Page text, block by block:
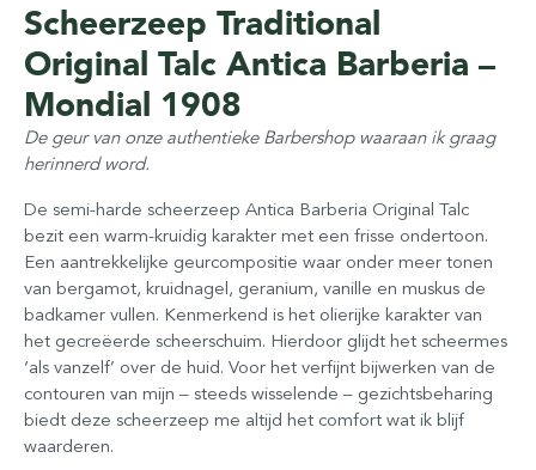
Scheerzeep Traditional
Original Talc Antica Barberia –
Mondial 1908
De geur van onze authentieke Barbershop waaraan ik graag
herinnerd word.
De semi-harde scheerzeep Antica Barberia Original Talc
bezit een warm-kruidig karakter met een frisse ondertoon.
Een aantrekkelijke geurcompositie waar onder meer tonen
van bergamot, kruidnagel, geranium, vanille en muskus de
badkamer vullen. Kenmerkend is het olierijke karakter van
het gecreëerde scheerschuim. Hierdoor glijdt het scheermes
‘als vanzelf’ over de huid. Voor het verfijnt bijwerken van de
contouren van mijn – steeds wisselende – gezichtsbeharing
biedt deze scheerzeep me altijd het comfort wat ik blijf
waarderen.